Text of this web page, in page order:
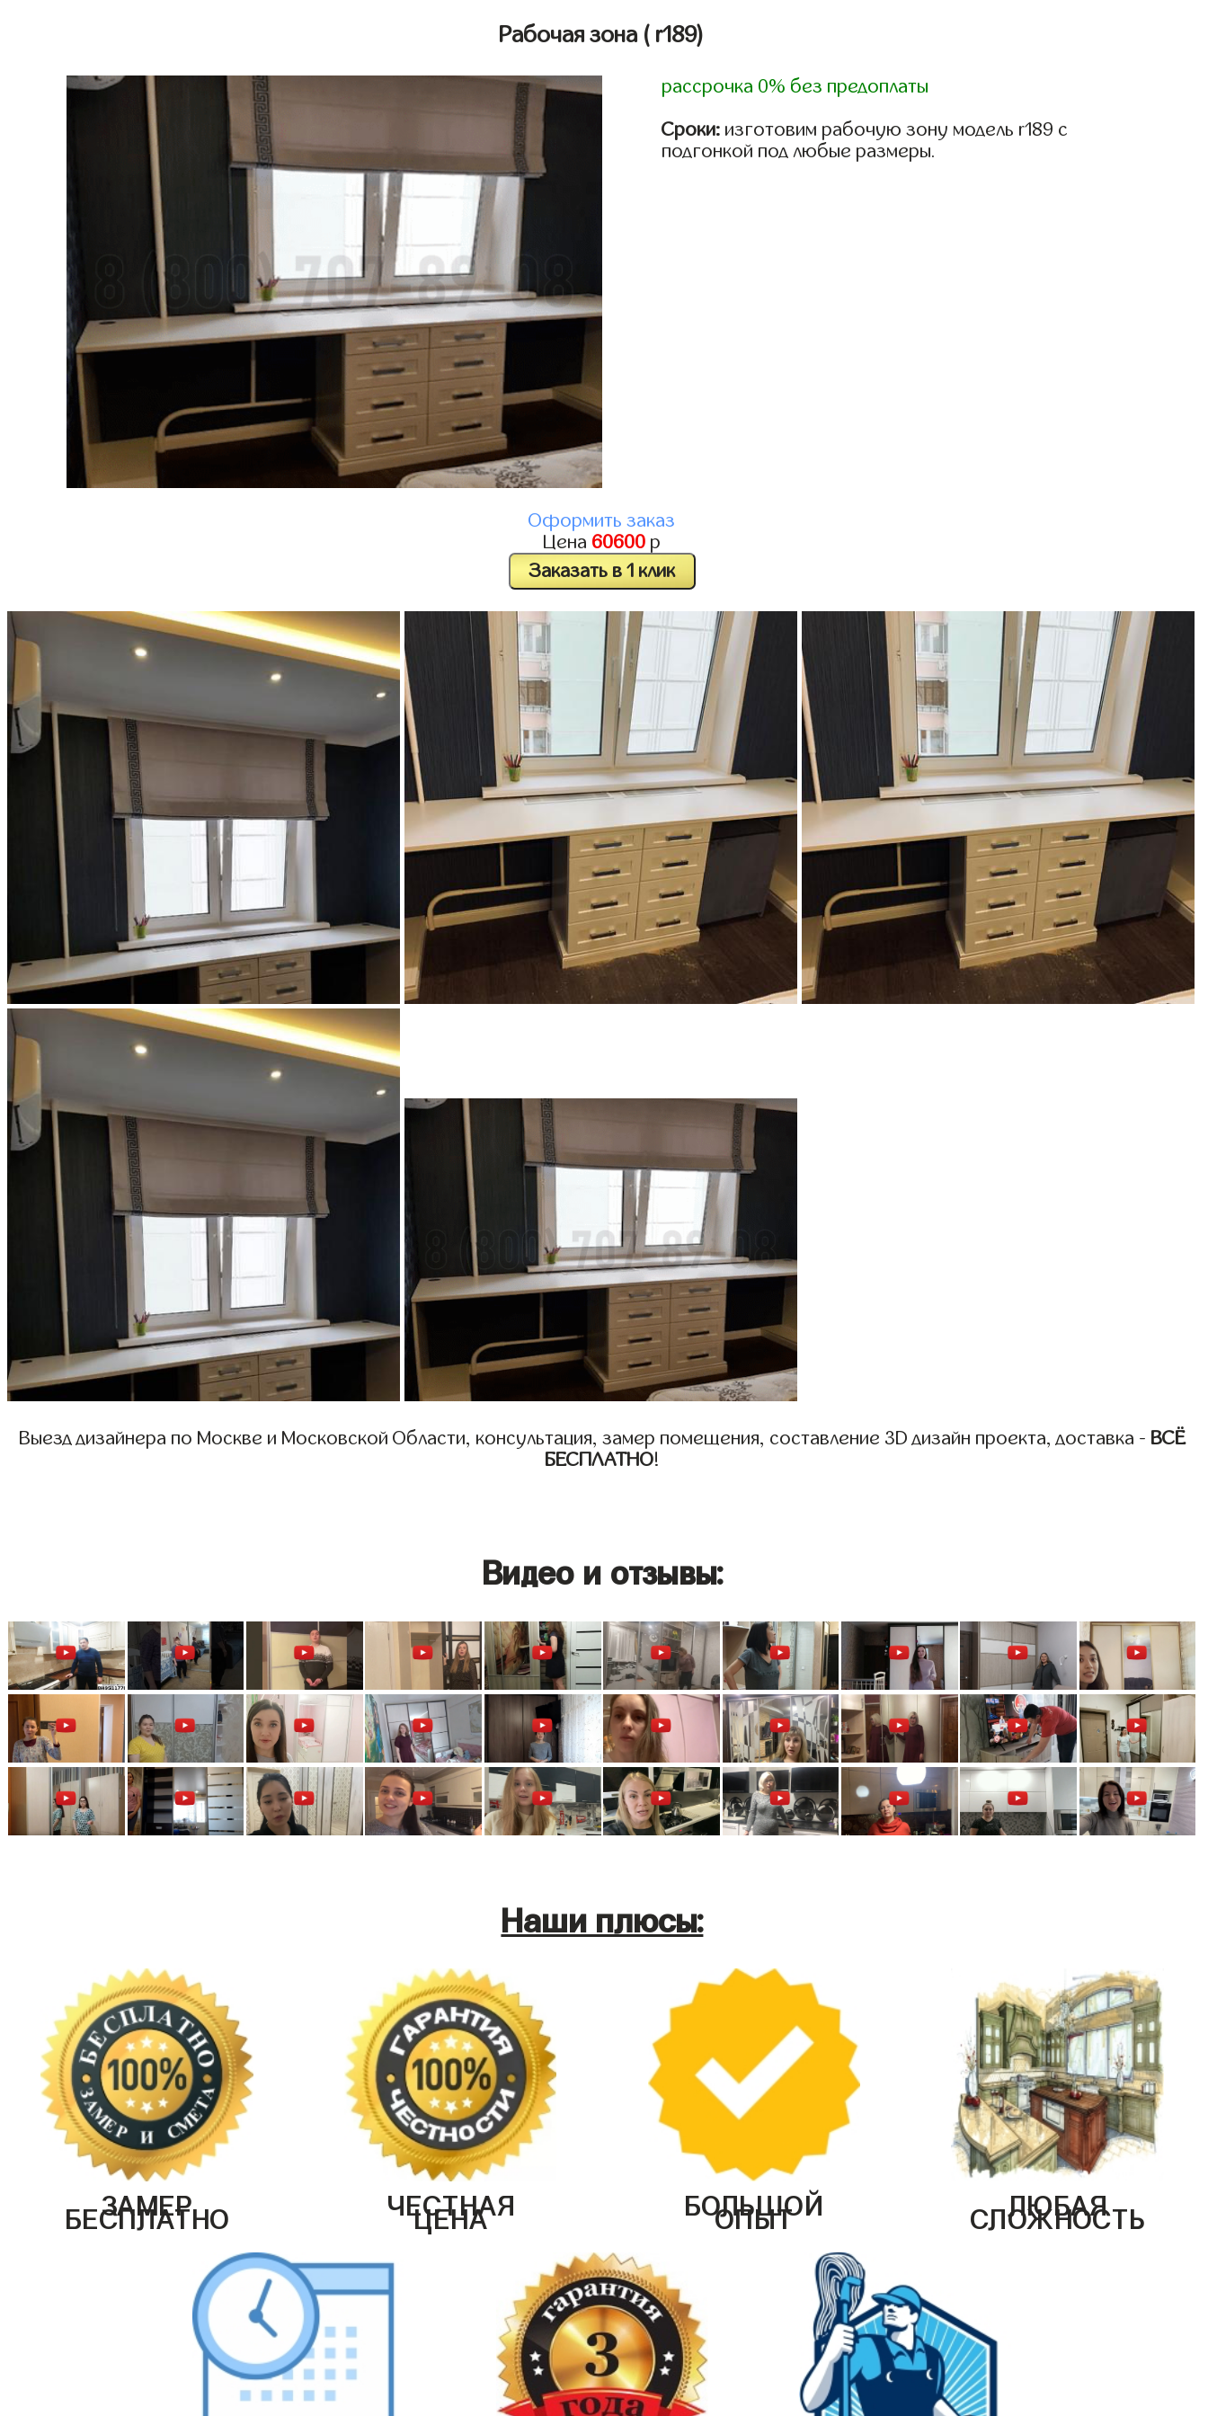
Рабочая зона ( r189)
рассрочка 0% без предоплаты
Сроки: изготовим рабочую зону модель r189 с
подгонкой под любые размеры.
Оформить заказ
Цена 60600 р
Заказать в 1 клик
Выезд дизайнера по Москве и Московской Области, консультация, замер помещения, составление 3D дизайн проекта, доставка - ВСЁ
БЕСПЛАТНО!
Видео и отзывы:
Наши плюсы:
ЗАМЕР
БЕСПЛАТНО ЧЕСТНАЯ
ЦЕНА БОЛЬШОЙ
ОПЫТ ЛЮБАЯ
СЛОЖНОСТЬ